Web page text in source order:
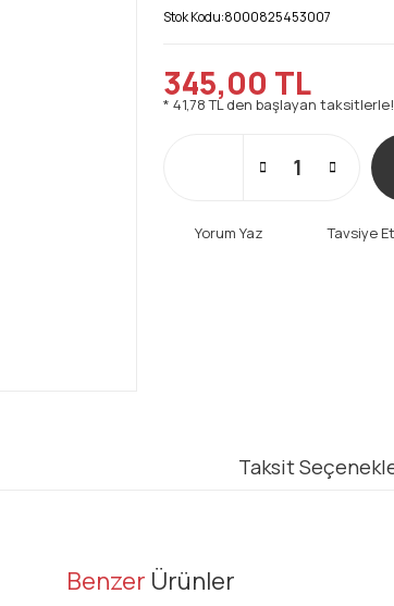
Stok Kodu:8000825453007
345,00 TL
* 41,78 TL den başlayan
Yorum Yaz Tavsiye Et
Taksit
gördüğünüz noktaları öneri formunu kullanarak
Benzer Ürünler